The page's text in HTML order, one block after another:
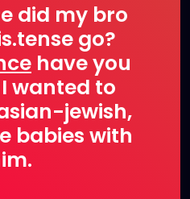
did my bro
go?
have you
wanted to
jewish,
babies with